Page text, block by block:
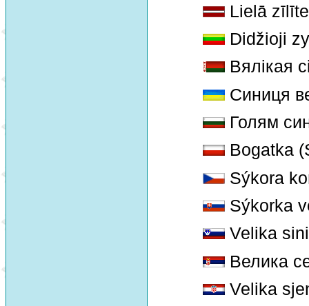
Lielā
Didžioji
Вялікая
Синиця
Голям
Bogatka
Sýkora
Sýkorka
Velika
Велика
Velika